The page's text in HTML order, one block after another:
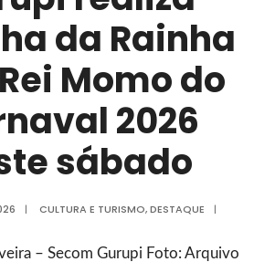
da Rainha
Momo do
2026
sábado
| CULTURA E TURISMO,DESTAQUE
|
– Secom Gurupi Foto: Arquivo